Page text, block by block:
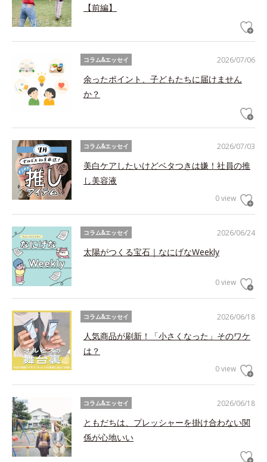
【前編】
2026/07/06
コラム&エッセイ
余ったポイント、子どもたちに届けません
か？
2026/07/03
コラム&エッセイ
美白ケアしたいけどベタつきは嫌！社員の推
し美容液
0 view
2026/06/24
コラム&エッセイ
太陽がつくる宝石｜なにげなWeekly
0 view
2026/06/18
コラム&エッセイ
人気商品が刷新！「小さくなった」そのワケ
は？
0 view
2026/06/18
コラム&エッセイ
ともだちは、プレッシャーを掛け合わない関
係が心地いい